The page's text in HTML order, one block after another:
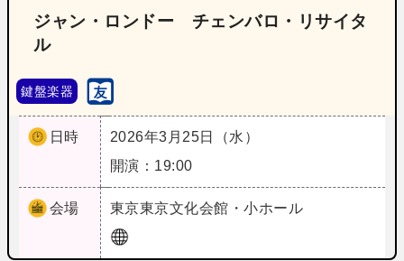
ジャン・ロンドー チェンバロ・リサイタ
ル
鍵盤楽器
日時
2026年3月25日（水）
開演：19:00
会場 東京東京文化会館・小ホール